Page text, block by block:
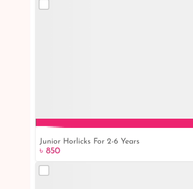
Junior Horlicks For 2-6 Years
৳ 850